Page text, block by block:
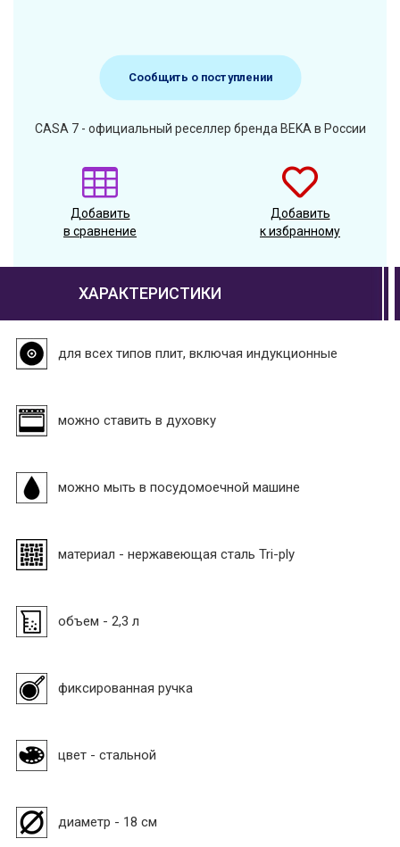
Сообщить о поступлении
CASA 7 - официальный реселлер бренда BEKA в России
Добавить
в сравнение
Добавить
к избранному
ХАРАКТЕРИСТИКИ
для всех типов плит, включая индукционные
можно ставить в духовку
можно мыть в посудомоечной машине
материал - нержавеющая сталь Tri-ply
объем - 2,3 л
фиксированная ручка
цвет - стальной
диаметр - 18 см